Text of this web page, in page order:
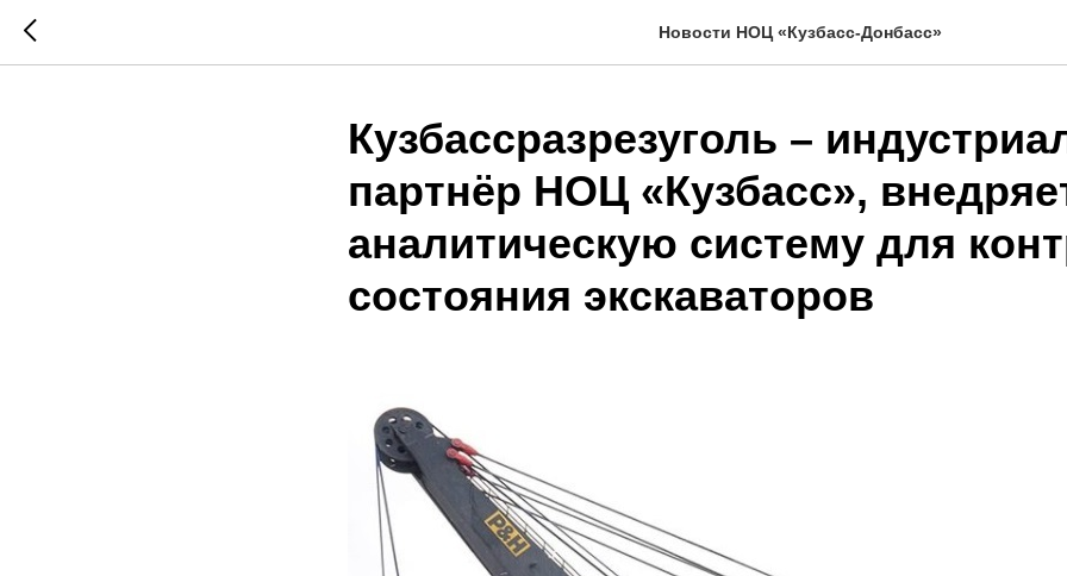
Новости НОЦ «Кузбасс-Донбасс»
Кузбассразрезуголь –
партнёр НОЦ «Кузбасс»,
аналитическую систему для
состояния экскаваторов